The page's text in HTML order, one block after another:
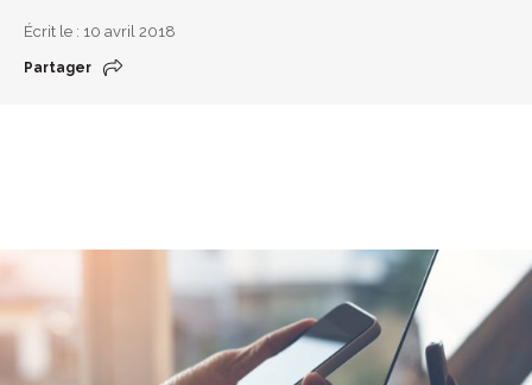
Écrit le : 10 avril 2018
Partager